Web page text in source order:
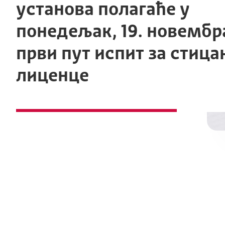
установа полагаће у
понедељак, 19.
први пут испит за
лиценце